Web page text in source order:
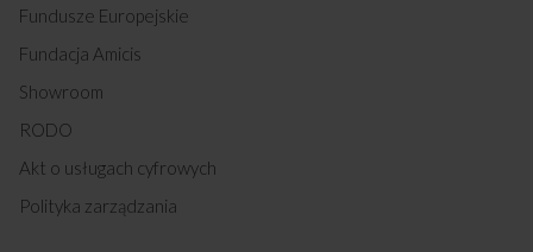
Fundusze Europejskie
Fundacja Amicis
Showroom
RODO
Akt o usługach cyfrowych
Polityka zarządzania